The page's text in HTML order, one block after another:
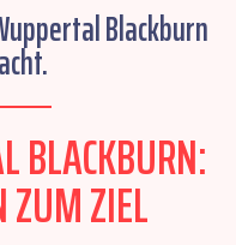
Blackburn
BLACKBURN:
ZUM ZIEL